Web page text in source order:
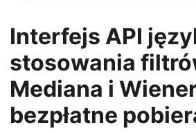
Interfejs API
stosowania
Mediana i
bezpłatne